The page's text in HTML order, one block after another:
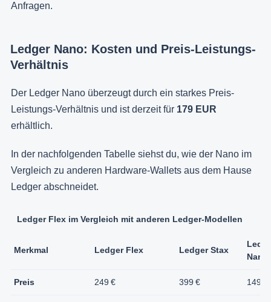
Anfragen.
Ledger Nano: Kosten und Preis-Leistungs-
Verhältnis
Der Ledger Nano überzeugt durch ein starkes Preis-
Leistungs-Verhältnis und ist derzeit für 179 EUR
erhältlich.
In der nachfolgenden Tabelle siehst du, wie der Nano im
Vergleich zu anderen Hardware-Wallets aus dem Hause
Ledger abschneidet.
Ledger Flex im Vergleich mit anderen Ledger-Modellen
Merkmal Ledger Flex Ledger Stax
Nano
Preis 249 € 399 € 149 €